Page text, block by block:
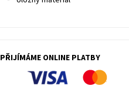
PŘIJÍMÁME ONLINE PLATBY